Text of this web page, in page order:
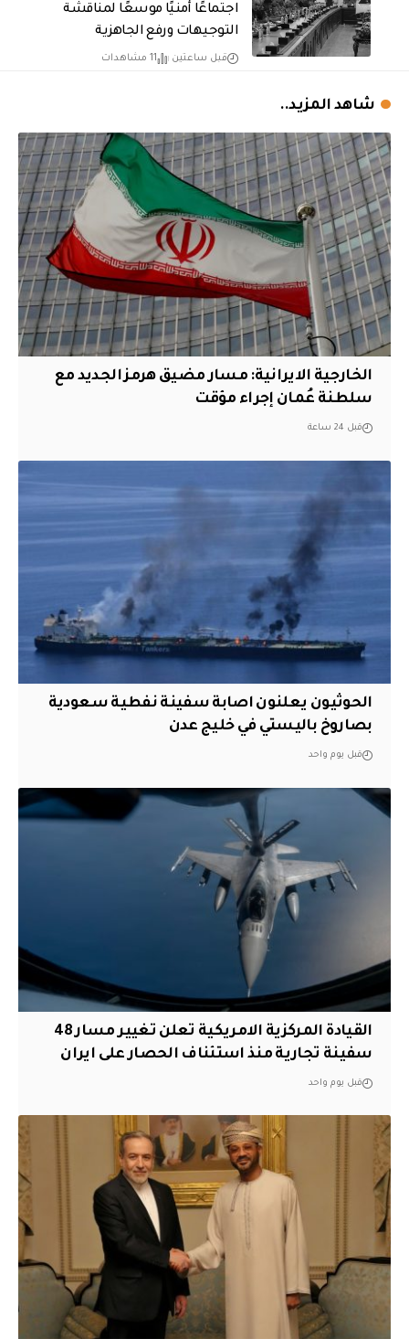
اجتماعًا أمنيًا موسعًا لمناقشة
التوجيهات ورفع الجاهزية
قبل ساعتين 11 مشاهدات
شاهد المزيد..
الخارجية الايرانية: مسار مضيق هرمز الجديد مع
سلطنة عُمان إجراء مؤقت
قبل 24 ساعة
الحوثيون يعلنون اصابة سفينة نفطية سعودية
بصاروخ باليستي في خليج عدن
قبل يوم واحد
القيادة المركزية الامريكية تعلن تغيير مسار 48
سفينة تجارية منذ استئناف الحصار على ايران
قبل يوم واحد